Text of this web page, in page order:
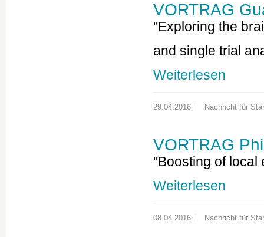
VORTRAG
"Exploring the
and single trial
Weiterlesen
29.04.2016 Nachricht für
VORTRAG
"Boosting of local
Weiterlesen
08.04.2016 Nachricht für